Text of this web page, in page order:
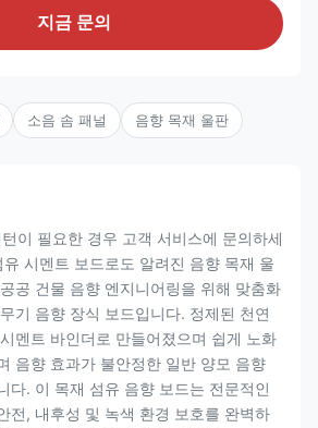
지금 문의
소음 솜 패널 음향 목재 울판
이 필요한 경우 고객 서비스에 문의하세
시멘트 보드로도 알려진 음향 목재 울
공 건물 음향 엔지니어링을 위해 맞춤화
기 음향 장식 보드입니다. 정제된 천연
멘트 바인더로 만들어졌으며 쉽게 노화
음향 효과가 불안정한 일반 양모 음향
다. 이 목재 섬유 음향 보드는 전문적인
전, 내후성 및 녹색 환경 보호를 완벽하